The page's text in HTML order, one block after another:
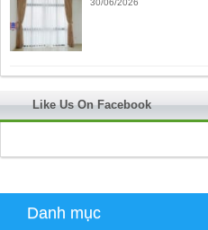
30/06/2026
Like Us On Facebook
Danh mục